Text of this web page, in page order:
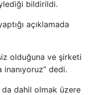
bildirildi.
açıklamada
olduğuna ve şirketi
dedi.
dahil olmak üzere